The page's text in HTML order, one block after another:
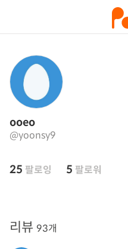
ooeo
@yoonsy9
25 팔로잉 5 팔로워
리뷰 93개